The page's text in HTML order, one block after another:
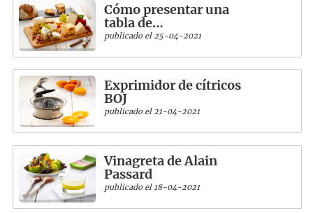
Cómo presentar una
tabla de…
publicado el 25-04-2021
Exprimidor de cítricos
BOJ
publicado el 21-04-2021
Vinagreta de Alain
Passard
publicado el 18-04-2021